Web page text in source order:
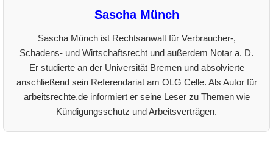
Sascha Münch
Sascha Münch ist Rechtsanwalt für Verbraucher-,
Schadens- und Wirtschaftsrecht und außerdem Notar a. D.
Er studierte an der Universität Bremen und absolvierte
anschließend sein Referendariat am OLG Celle. Als Autor für
arbeitsrechte.de informiert er seine Leser zu Themen wie
Kündigungsschutz und Arbeitsverträgen.